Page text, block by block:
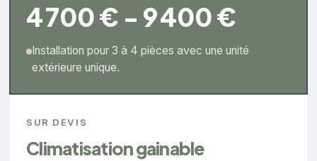
4 700 € - 9 400 €
Installation pour 3 à 4 pièces avec une unité
extérieure unique.
SUR DEVIS
Climatisation gainable